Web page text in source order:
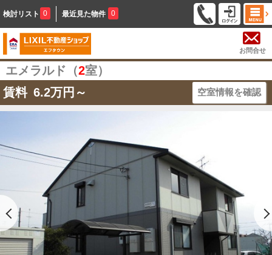
検討リスト 0 最近見た物件 0
お問合せ
エメラルド（2室）
賃料 6.2万円～ 空室情報を確認